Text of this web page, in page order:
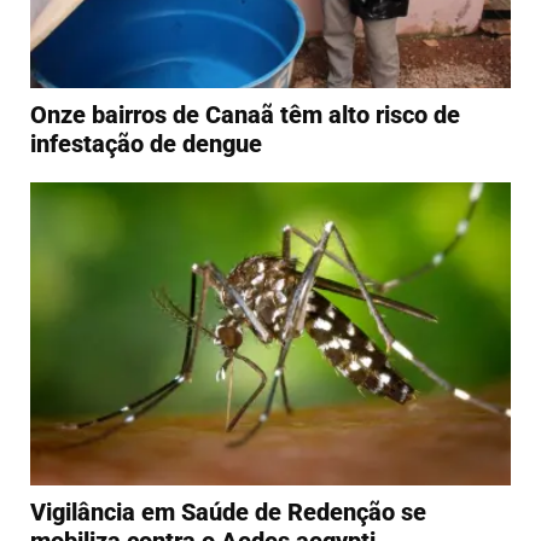
Onze bairros de Canaã têm alto risco de
infestação de dengue
Vigilância em Saúde de Redenção se